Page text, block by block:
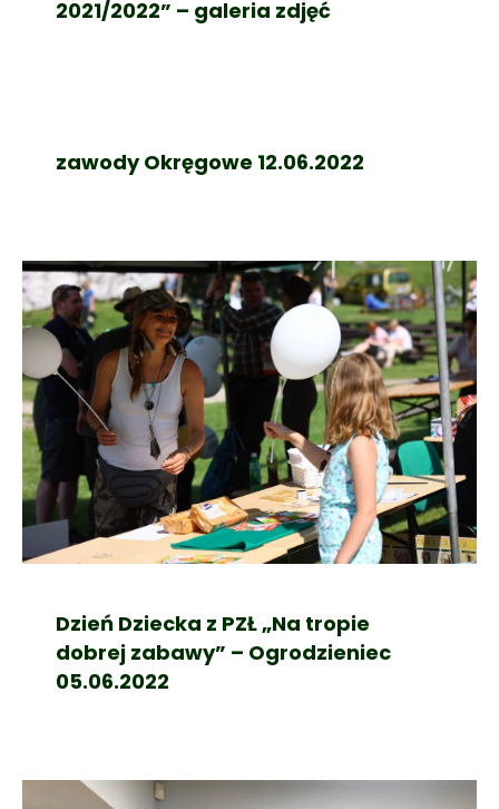
2021/2022” – galeria zdjęć
zawody Okręgowe 12.06.2022
Dzień Dziecka z PZŁ „Na tropie
dobrej zabawy” – Ogrodzieniec
05.06.2022